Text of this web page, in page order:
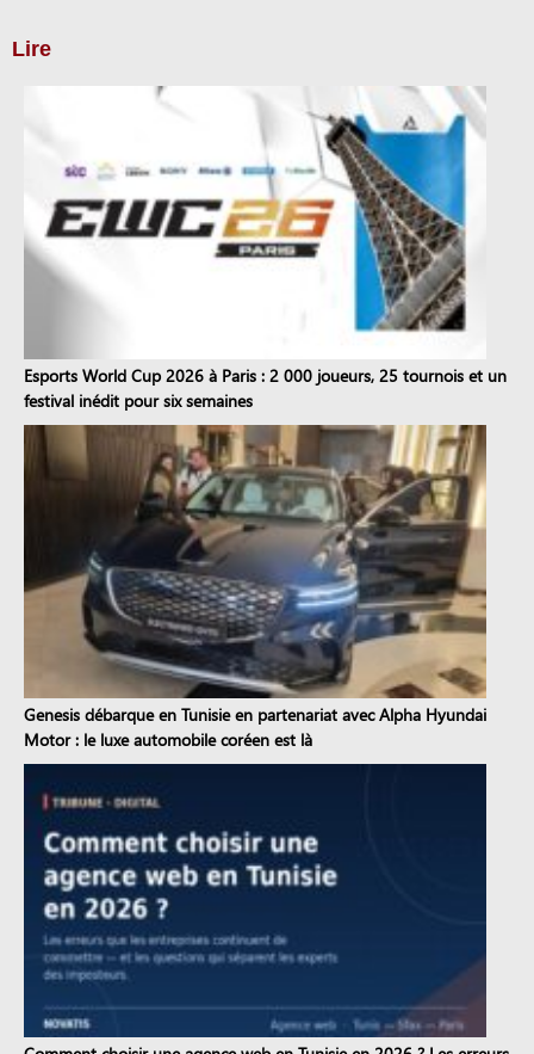
Lire
Esports World Cup 2026 à Paris : 2 000 joueurs, 25 tournois et un
festival inédit pour six semaines
Genesis débarque en Tunisie en partenariat avec Alpha Hyundai
Motor : le luxe automobile coréen est là